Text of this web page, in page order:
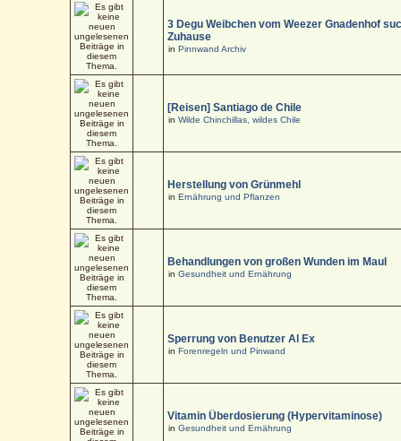
3 Degu Weibchen vom Weezer Gnadenhof
Zuhause
inPinnwand Archiv
[Reisen] Santiago de Chile
inWilde Chinchillas, wildes Chile
Herstellung von Grünmehl
inErnährung und Pflanzen
Behandlungen von großen Wunden im Maul
inGesundheit und Ernährung
Sperrung von Benutzer Al Ex
inForenregeln und Pinwand
Vitamin Überdosierung (Hypervitaminose)
inGesundheit und Ernährung